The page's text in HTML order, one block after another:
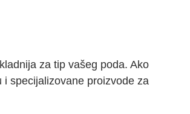
za tip vašeg poda. Ako
specijalizovane proizvode za